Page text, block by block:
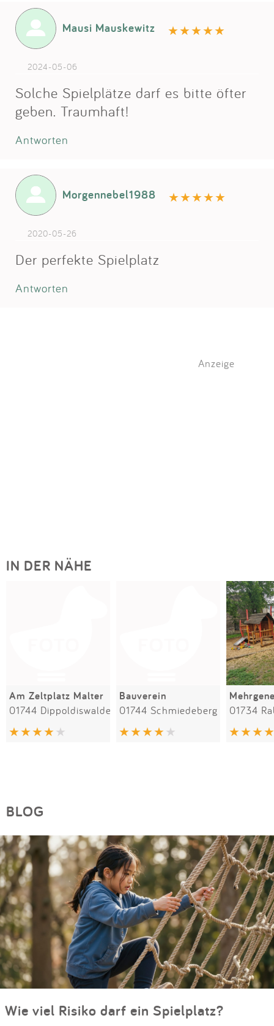
Mausi Mauskewitz
2024-05-06
Solche Spielplätze darf es bitte öfter
geben. Traumhaft!
Antworten
Morgennebel1988
2020-05-26
Der perfekte Spielplatz
Antworten
Anzeige
IN DER NÄHE
Am Zeltplatz Malter
01744 Dippoldiswalde
Bauverein
01744 Schmiedeberg 01734
BLOG
Wie viel Risiko darf ein Spielplatz?